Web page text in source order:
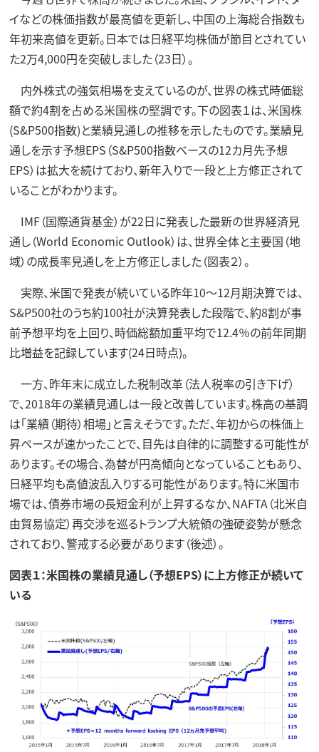
イなどの株価指数が最高値を更新し、中国の上海総合指数も
年初来高値を更新。日本では日経平均株価が節目とされてい
た2万4,000円を突破しました（23日）。
内外株式の強気相場を支えているのが、世界の株式時価総
額で約4割を占める米国株の堅調です。下の図表１は、米国株
(S&P500指数)と業績見通しの推移を示したものです。業績見
通しを示す予想EPS（S&P500指数ベースの12カ月先予想
EPS）は拡大を続けており、新年入りで一段と上方修正されて
いることがわかります。
IMF（国際通貨基金）が22日に発表した最新の世界経済見
通し（World Economic Outlook）は、世界全体と主要国（地
域）の成長率見通しを上方修正しました（図表２）。
実際、米国で発表が続いている昨年10～12月期決算では、
S&P500社のうち約100社が決算発表した段階で、約8割が事
前予想平均を上回り、時価総額加重平均で12.4％の前年同期
比増益を記録しています(24日時点)。
一方、昨年末に成立した税制改革（法人税率の引き下げ）
で、2018年の業績見通しは一段と改善しています。株高の基調
は「業績（期待）相場」と言えそうです。ただ、年初からの株価上
昇ペースが速かったことで、目先は自律的に調整する可能性が
あります。その場合、為替が円高傾向となっていることもあり、
日経平均も高値波乱入りする可能性があります。特に米国市
場では、債券市場の長短金利が上昇するなか、NAFTA（北米自
由貿易協定）再交渉を巡るトランプ大統領の強硬姿勢が懸念
されており、警戒する必要があります（後述）。
図表１：米国株の業績見通し（予想EPS）に上方修正が続いて
いる